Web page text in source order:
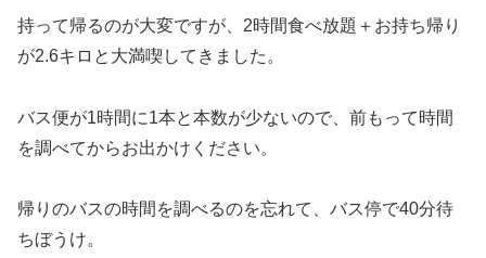
持って帰るのが大変ですが、2時間食べ放題＋お持ち帰り
が2.6キロと大満喫してきました。
バス便が1時間に1本と本数が少ないので、前もって時間
を調べてからお出かけください。
帰りのバスの時間を調べるのを忘れて、バス停で40分待
ちぼうけ。